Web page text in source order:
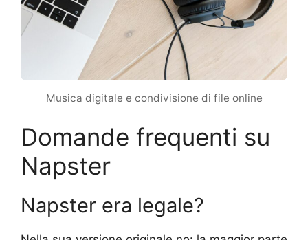
Musica digitale e condivisione di file online
Domande frequenti su
Napster
Napster era legale?